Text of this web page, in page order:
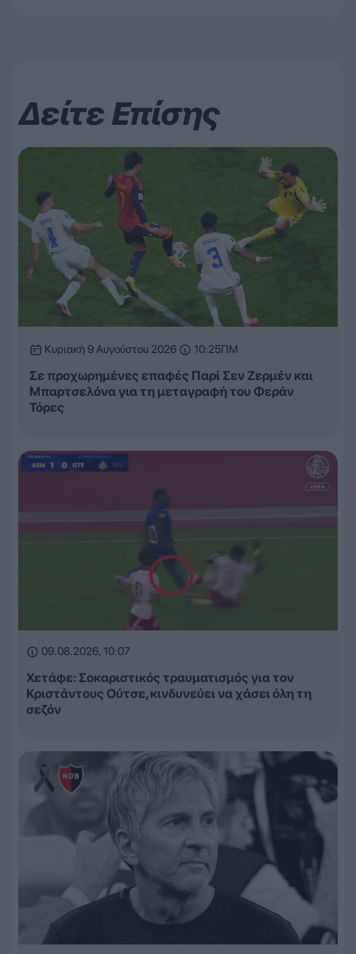
Δείτε Επίσης
Κυριακή 9 Αυγούστου 2026 10:25ΠΜ
Σε προχωρημένες επαφές Παρί Σεν Ζερμέν και
Μπαρτσελόνα για τη μεταγραφή του Φεράν
Τόρες
09.08.2026, 10:07
Χετάφε: Σοκαριστικός τραυματισμός για τον
Κριστάντους Ούτσε, κινδυνεύει να χάσει όλη τη
σεζόν